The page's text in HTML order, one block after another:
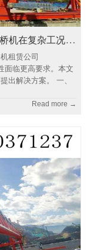
湖北仙桃高铁架桥机租赁公司 600吨架桥机在复杂工况下的施工优化策略
租赁公司
面临更高要求。本文
出解决方案。 一、
Read more →